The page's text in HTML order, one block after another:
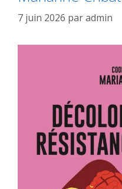
7 juin 2026 paradmin